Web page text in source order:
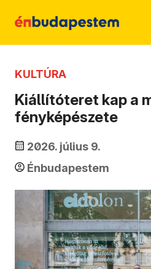
KULTÚRA
Kiállítóteret kap a
fényképészete
2026. július 9.
Énbudapestem